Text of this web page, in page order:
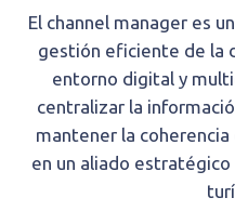
El channel manager es
gestión eficiente de la
entorno digital y
centralizar la
mantener la
en un aliado